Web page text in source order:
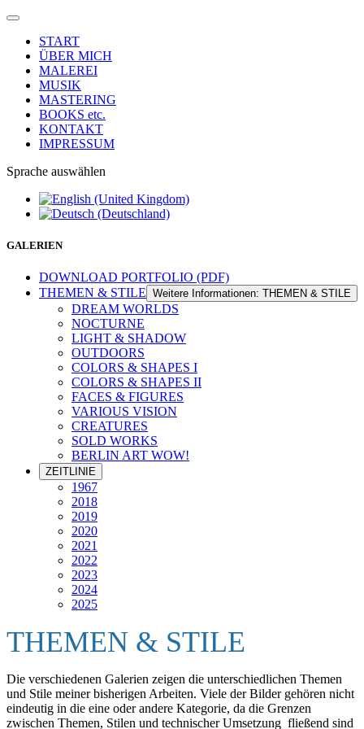
START
ÜBER MICH
MALEREI
MUSIK
MASTERING
BOOKS etc.
KONTAKT
IMPRESSUM
Sprache auswählen
GALERIEN
DOWNLOAD PORTFOLIO (PDF)
THEMEN & STILE Weitere Informationen: THEMEN & STILE
DREAM WORLDS
NOCTURNE
LIGHT & SHADOW
OUTDOORS
COLORS & SHAPES I
COLORS & SHAPES II
FACES & FIGURES
VARIOUS VISION
CREATURES
SOLD WORKS
BERLIN ART WOW!
ZEITLINIE
1967
2018
2019
2020
2021
2022
2023
2024
2025
THEMEN & STILE
Die verschiedenen Galerien zeigen die unterschiedlichen Themen
und Stile meiner bisherigen Arbeiten. Viele der Bilder gehören nicht
eindeutig in die eine oder andere Kategorie, da die Grenzen
zwischen Themen, Stilen und technischer Umsetzung fließend sind